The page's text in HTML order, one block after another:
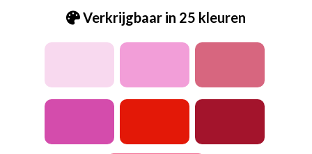
Verkrijgbaar in 25 kleuren